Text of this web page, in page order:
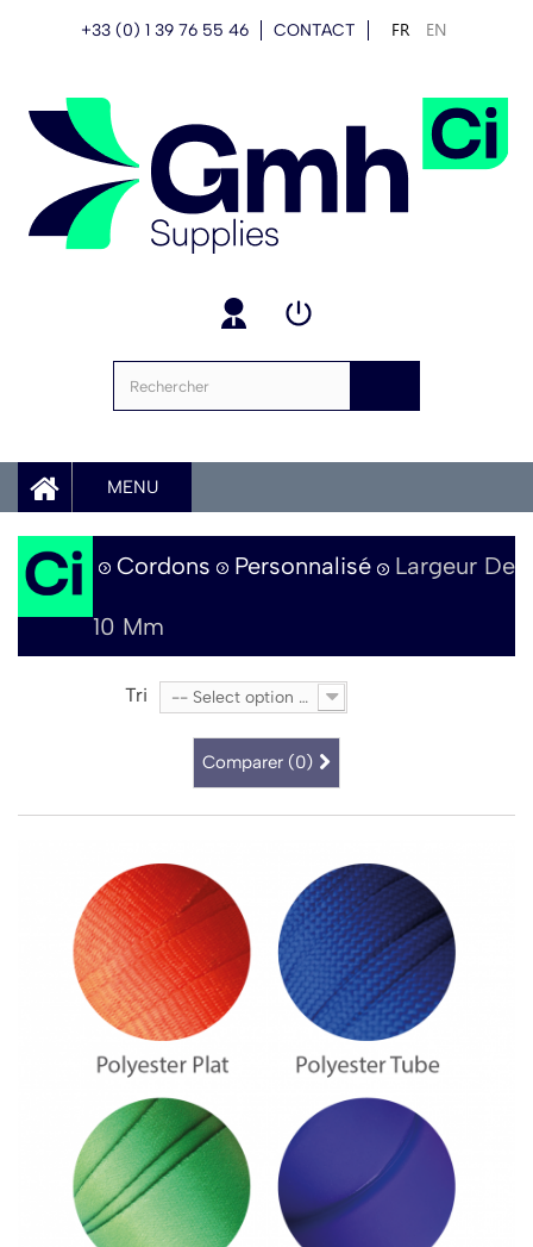
+33 (0) 1 39 76 55 46 CONTACT FR EN
MENU
Cordons Personnalisé Largeur De
10 Mm
Tri -- Select option --
Comparer (0)